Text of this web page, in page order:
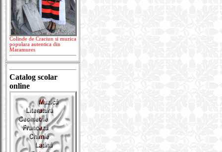
Colinde de Craciun si muzica
populara autentica din
Maramures
Catalog scolar
online